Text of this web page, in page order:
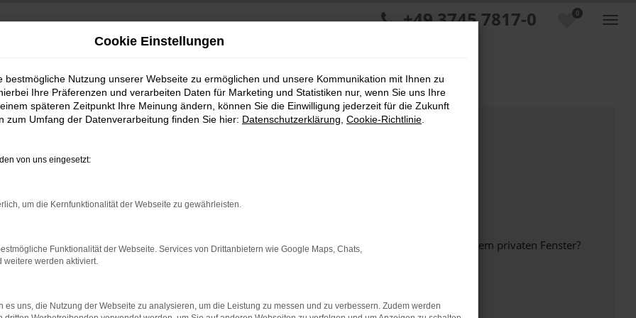
0
+49 3745 7817-0
bestimmter Seiten verhindern. Funktioniert die Seite in einem anderen Browser oder in einem privaten Fenster?
beheben.
auf dem neuesten Stand sind.
Cookie Einstellungen
bestmögliche Nutzung unserer Webseite zu ermöglichen und unsere Kommunikation mit Ihnen zu
Ihre Präferenzen und verarbeiten Daten für Marketing und Statistiken nur, wenn Sie uns Ihre
späteren Zeitpunkt Ihre Meinung ändern, können Sie die Einwilligung jederzeit für die Zukunft
zum Umfang der Datenverarbeitung finden Sie hier: Datenschutzerklärung Cookie-Richtlinie
von uns eingesetzt:
um die Kernfunktionalität der Webseite zu gewährleisten.
Funktionalität der Webseite. Services von Drittanbietern wie Google Maps, Chats,
weitere werden aktiviert.
es uns, die Nutzung der Webseite zu analysieren, um die Leistung zu messen und zu verbessern. Zudem werden